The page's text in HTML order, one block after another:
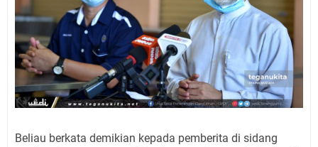
Beliau berkata demikian kepada pemberita di sidang